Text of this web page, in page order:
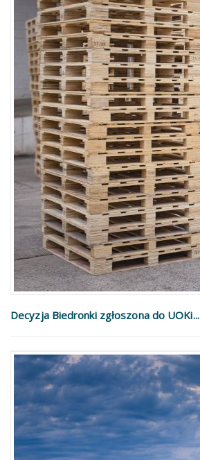
Decyzja Biedronki zgłoszona do UOKi...